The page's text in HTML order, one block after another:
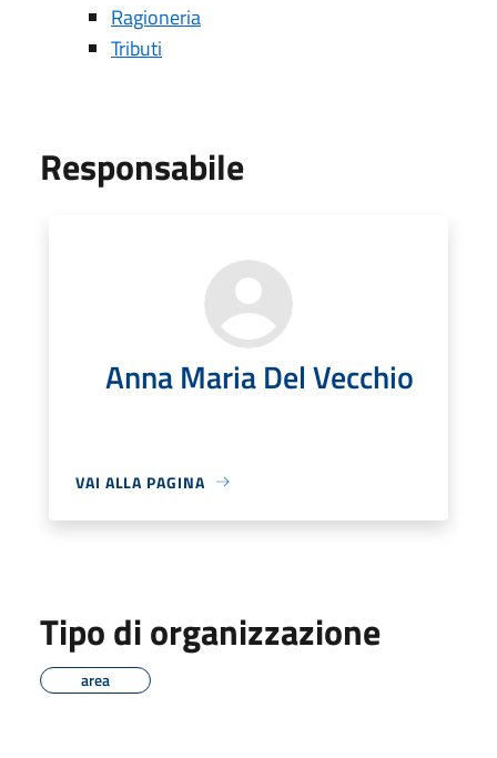
Ragioneria
Tributi
Responsabile
Anna Maria Del Vecchio
VAI ALLA PAGINA
Tipo di organizzazione
area